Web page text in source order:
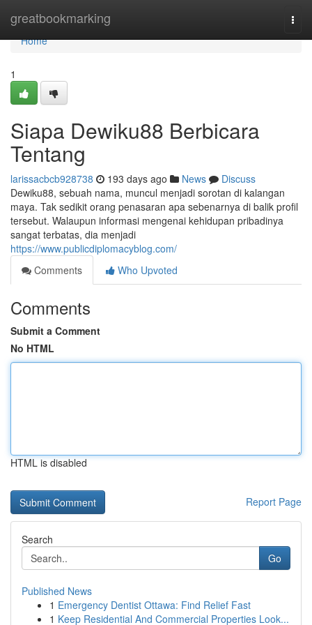
greatbookmarking
Home
Home
1
Siapa Dewiku88 Berbicara
Tentang
larissacbcb928738 193 days ago News
Discuss
Dewiku88, sebuah nama, muncul menjadi sorotan di kalangan
maya. Tak sedikit orang penasaran apa sebenarnya di balik profil
tersebut. Walaupun informasi mengenai kehidupan pribadinya
sangat terbatas, dia menjadi
https://www.publicdiplomacyblog.com/
Comments
Who Upvoted
Comments
Submit a Comment
No HTML
HTML is disabled
Report Page
Search
Go
Published News
1 Emergency Dentist Ottawa: Find Relief Fast
1 Keep Residential And Commercial Properties Look...